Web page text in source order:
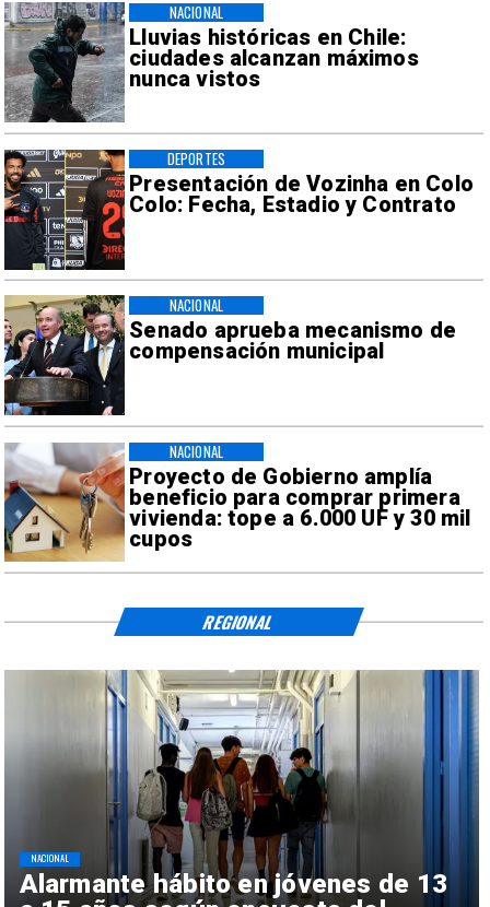
Lluvias históricas en Chile:
ciudades alcanzan máximos
nunca vistos
NACIONAL
Presentación de Vozinha en Colo
Colo: Fecha, Estadio y Contrato
DEPORTES
Senado aprueba mecanismo de
compensación municipal
NACIONAL
Proyecto de Gobierno amplía
beneficio para comprar primera
vivienda: tope a 6.000 UF y 30 mil
cupos
NACIONAL
Alarmante hábito en jóvenes de 13
NACIONAL
REGIONAL